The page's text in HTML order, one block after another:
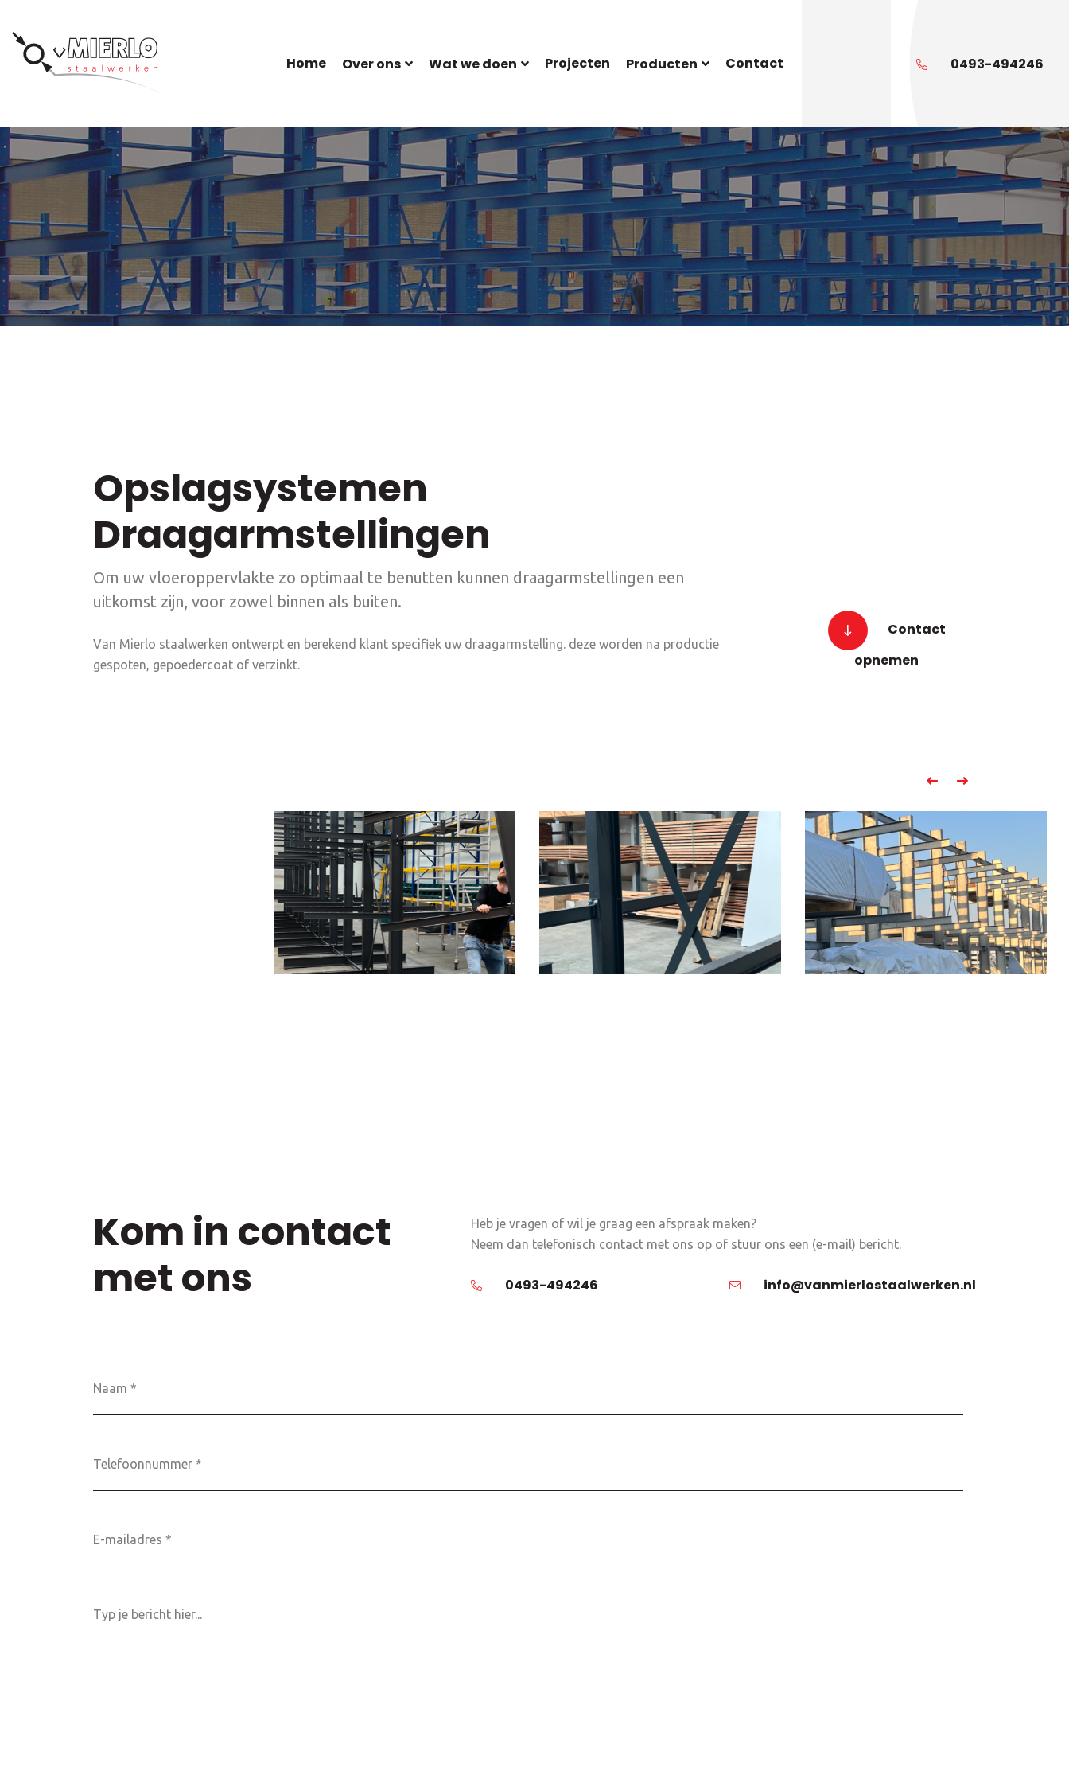
Home Over ons Wat we doen Projecten Producten Contact 0493-494246
Opslagsystemen
Draagarmstellingen
Om uw vloeroppervlakte zo optimaal te benutten kunnen draagarmstellingen een
uitkomst zijn, voor zowel binnen als buiten.
Van Mierlo staalwerken ontwerpt en berekend klant specifiek uw draagarmstelling. deze worden na productie
gespoten, gepoedercoat of verzinkt.
Contact
opnemen
Kom in contact
met ons
Heb je vragen of wil je graag een afspraak maken?
Neem dan telefonisch contact met ons op of stuur ons een (e-mail) bericht.
0493-494246 info@vanmierlostaalwerken.nl
mailadres
*
Totaal
project?
Wij verzorgen staalconstructies, met dak-en
Staalconstructies
Lees meer
Dak- en
gevelbekleding
Lees meer